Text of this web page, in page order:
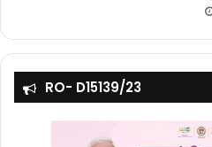
RO- D15139/23